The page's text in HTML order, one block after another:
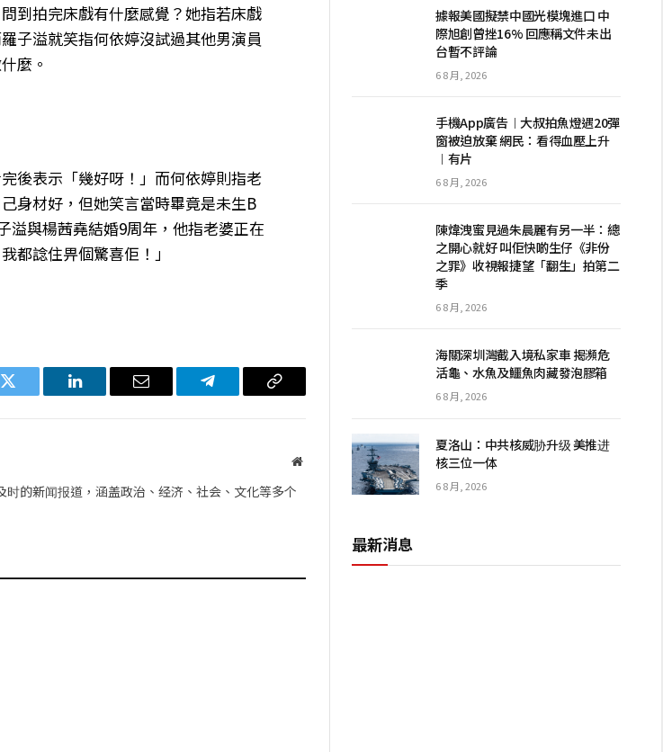
到拍完床戲有什麼感覺？她指若床戲
子溢就笑指何依婷沒試過其他男演員
麼。
後表示「幾好呀！」而何依婷則指老
身材好，但她笑言當時畢竟是未生B
溢與楊茜堯結婚9周年，他指老婆正在
都諗住畀個驚喜佢！」
Twitter LinkedIn 电
Telegram 复
网
的新闻报道，涵盖政治、经济、社会、文化等多个
據報美國擬禁中國光模塊進口 中
際旭創曾挫16% 回應稱文件未出
台暫不評論
6 8 月, 2026
手機App廣告︱大叔拍魚燈遇20彈
窗被迫放棄 網民：看得血壓上升
︱有片
6 8 月, 2026
陳煒洩蜜見過朱晨麗有另一半：總
之開心就好 叫佢快啲生仔《非份
之罪》收視報捷望「翻生」拍第二
季
6 8 月, 2026
海關深圳灣截入境私家車 揭瀕危
活龜、水魚及鱷魚肉藏發泡膠箱
6 8 月, 2026
夏洛山：中共核威胁升级 美推进
核三位一体
6 8 月, 2026
最新消息